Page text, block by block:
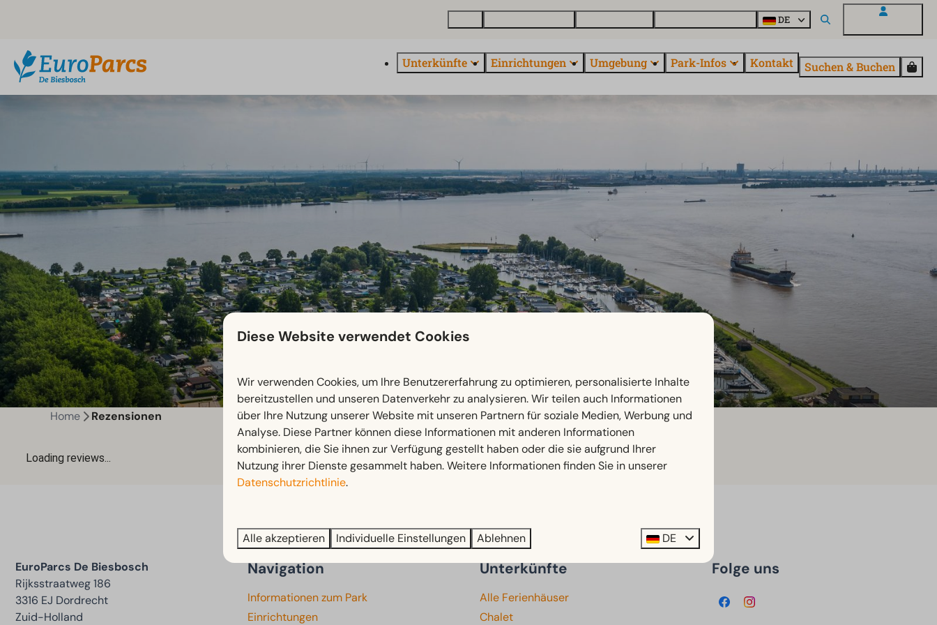
DE
Unterkünfte Einrichtungen Umgebung Park-Infos Kontakt Suchen & Buchen
Home Rezensionen
EuroParcs De Biesbosch
Rijksstraatweg 186
3316 EJ Dordrecht
Zuid-Holland
Navigation
Informationen zum Park
Einrichtungen
Unterkünfte
Alle Ferienhäuser
Chalet
Folge uns
Diese Website verwendet Cookies
Wir verwenden Cookies, um Ihre Benutzererfahrung zu optimieren, personalisierte Inhalte
bereitzustellen und unseren Datenverkehr zu analysieren. Wir teilen auch Informationen
über Ihre Nutzung unserer Website mit unseren Partnern für soziale Medien, Werbung und
Analyse. Diese Partner können diese Informationen mit anderen Informationen
kombinieren, die Sie ihnen zur Verfügung gestellt haben oder die sie aufgrund Ihrer
Nutzung ihrer Dienste gesammelt haben. Weitere Informationen finden Sie in unserer
Datenschutzrichtlinie.
Alle akzeptieren Individuelle Einstellungen Ablehnen DE